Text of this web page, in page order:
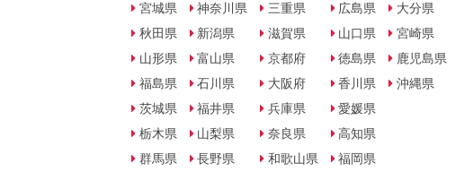
宮城県
秋田県
山形県
福島県
茨城県
栃木県
群馬県
神奈川県
新潟県
富山県
石川県
福井県
山梨県
長野県
三重県
滋賀県
京都府
大阪府
兵庫県
奈良県
和歌山県
広島県
山口県
徳島県
香川県
愛媛県
高知県
福岡県
大分県
宮崎県
鹿児島県
沖縄県